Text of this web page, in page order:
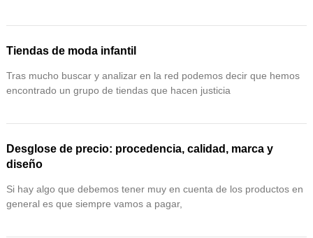
Tiendas de moda infantil
Tras mucho buscar y analizar en la red podemos decir que hemos
encontrado un grupo de tiendas que hacen justicia
Desglose de precio: procedencia, calidad, marca y
diseño
Si hay algo que debemos tener muy en cuenta de los productos en
general es que siempre vamos a pagar,